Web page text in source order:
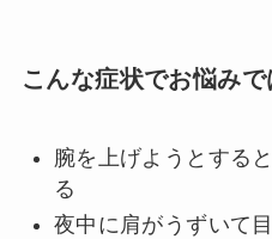
こんな症状でお悩み
腕を上げようとする
る
夜中に肩がうずいて